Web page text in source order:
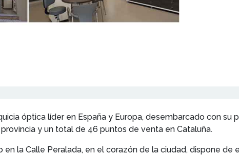
óptica líder en España y Europa, desembarcado con
y un total de 46 puntos de venta en Cataluña.
en la Calle Peralada, en el corazón de la ciudad, dispone